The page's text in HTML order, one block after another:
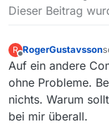
Dieser Beitrag
R
Offline
RogerGustavsson
Auf ein andere
ohne Probleme.
nichts. Warum
bei mir überall.